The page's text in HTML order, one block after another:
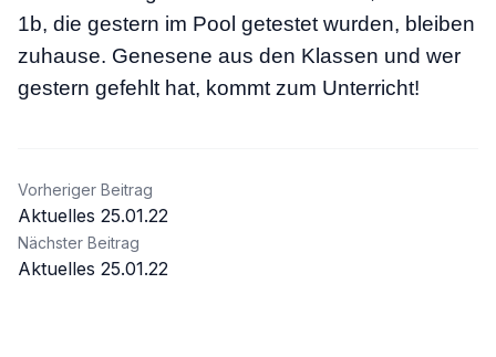
1b, die gestern im Pool getestet wurden, bleiben
zuhause. Genesene aus den Klassen und wer
gestern gefehlt hat, kommt zum Unterricht!
Beitragsnavigation
Vorheriger Beitrag
Aktuelles 25.01.22
Nächster Beitrag
Aktuelles 25.01.22